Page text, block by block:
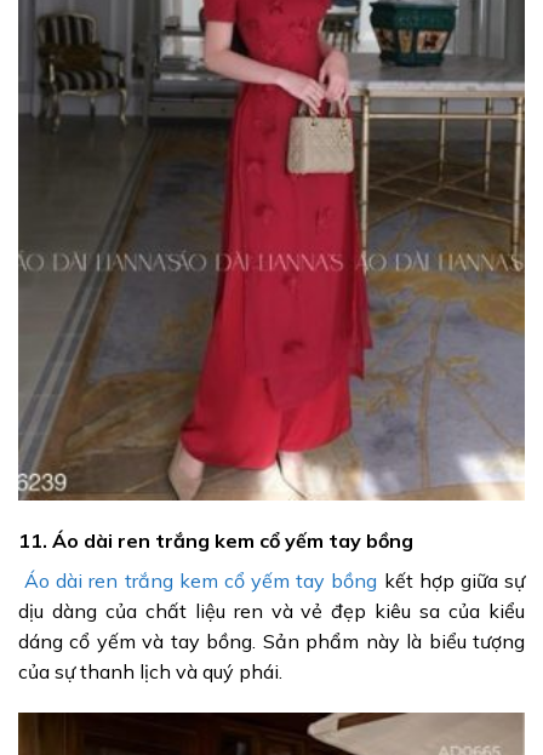
11. Áo dài ren trắng kem cổ yếm tay bồng
Áo dài ren trắng kem cổ yếm tay bồng kết hợp giữa sự
dịu dàng của chất liệu ren và vẻ đẹp kiêu sa của kiểu
dáng cổ yếm và tay bồng. Sản phẩm này là biểu tượng
của sự thanh lịch và quý phái.